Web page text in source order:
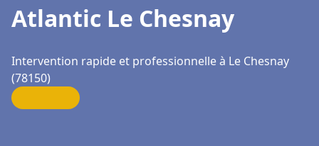
Atlantic Le Chesnay
Intervention rapide et professionnelle à Le Chesnay
(78150)